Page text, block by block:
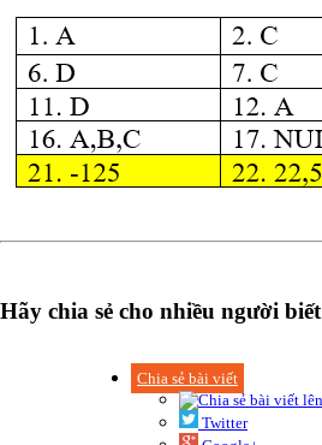
Hãy chia sẻ cho nhiều người
Chia sẻ bài viết
Twitter